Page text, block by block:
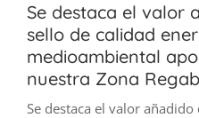
Se destaca el valor
sello de calidad
medioambiental
nuestra Zona
Se destaca el valor